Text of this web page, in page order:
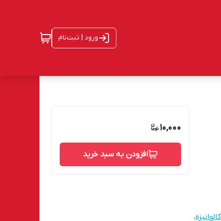
ورود | ثبت‌نام
،
10,000
افزودن به سبد خرید